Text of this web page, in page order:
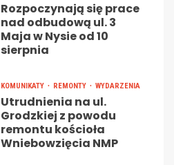
Rozpoczynają się prace
nad odbudową ul. 3
Maja w Nysie od 10
sierpnia
KOMUNIKATY REMONTY WYDARZENIA
Utrudnienia na ul.
Grodzkiej z powodu
remontu kościoła
Wniebowzięcia NMP